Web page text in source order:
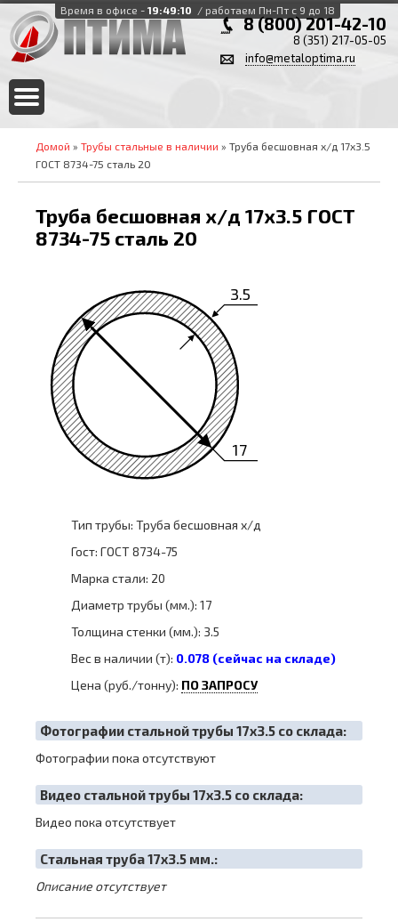
Время в офисе - 19:49:10 / работаем Пн-Пт с 9 до 18
8 (800) 201-42-10
8 (351) 217-05-05
info@metaloptima.ru
Домой » Трубы стальные в наличии » Труба бесшовная х/д 17х3.5
ГОСТ 8734-75 сталь 20
Труба бесшовная х/д 17х3.5 ГОСТ
8734-75 сталь 20
17
3.5
Тип трубы: Труба бесшовная х/д
Гост: ГОСТ 8734-75
Марка стали: 20
Диаметр трубы (мм.): 17
Толщина стенки (мм.): 3.5
Вес в наличии (т): 0.078 (сейчас на складе)
Цена (руб./тонну): ПО ЗАПРОСУ
Фотографии стальной трубы 17х3.5 со склада:
Фотографии пока отсутствуют
Видео стальной трубы 17х3.5 со склада:
Видео пока отсутствует
Cтальная труба 17х3.5 мм.:
Описание отсутствует